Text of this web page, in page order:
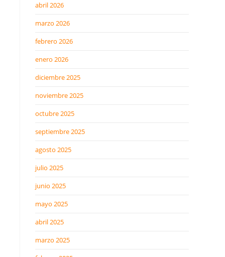
abril 2026
marzo 2026
febrero 2026
enero 2026
diciembre 2025
noviembre 2025
octubre 2025
septiembre 2025
agosto 2025
julio 2025
junio 2025
mayo 2025
abril 2025
marzo 2025